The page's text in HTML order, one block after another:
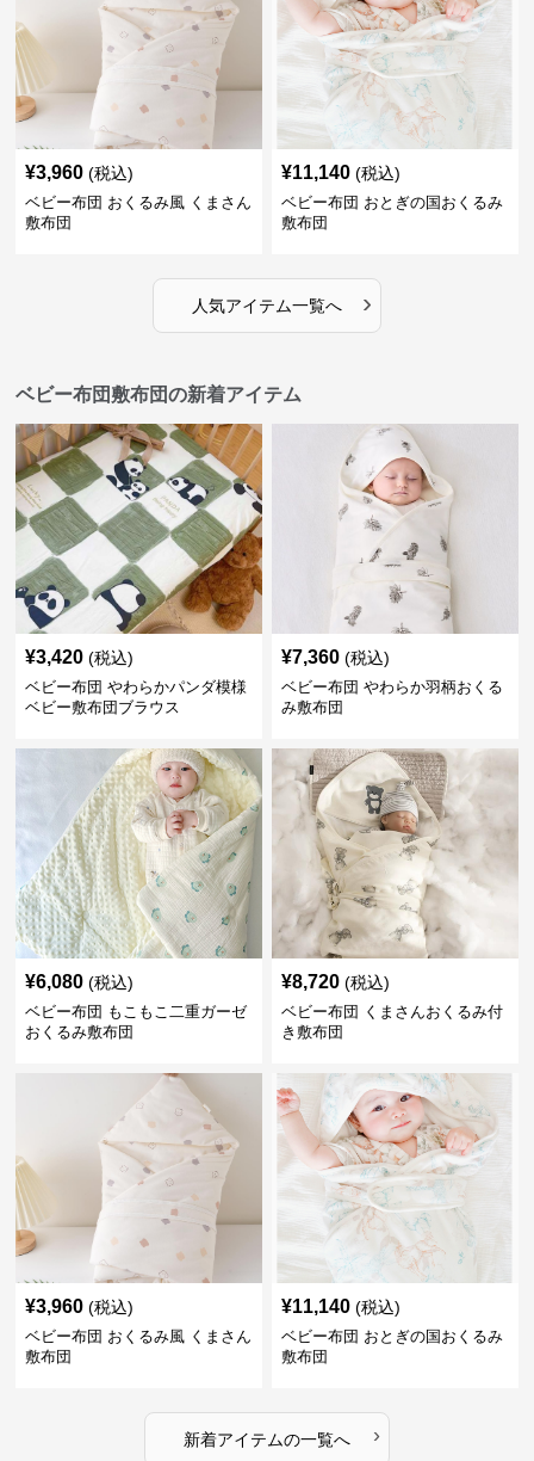
¥3,960 (税込)
ベビー布団 おくるみ風 くまさん
敷布団
¥11,140 (税込)
ベビー布団 おとぎの国おくるみ
敷布団
人気アイテム一覧へ ›
ベビー布団敷布団の新着アイテム
¥3,420 (税込)
ベビー布団 やわらかパンダ模様
ベビー敷布団ブラウス
¥7,360 (税込)
ベビー布団 やわらか羽柄おくる
み敷布団
¥6,080 (税込)
ベビー布団 もこもこ二重ガーゼ
おくるみ敷布団
¥8,720 (税込)
ベビー布団 くまさんおくるみ付
き敷布団
¥3,960 (税込)
ベビー布団 おくるみ風 くまさん
敷布団
¥11,140 (税込)
ベビー布団 おとぎの国おくるみ
敷布団
新着アイテムの一覧へ ›